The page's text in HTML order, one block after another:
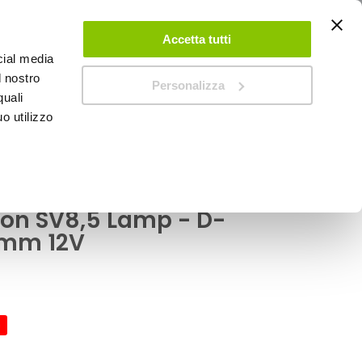
media
nostro
utilizzo
Accetta tutti
Personalizza
ACCEDI CREA UN ACCOUNT CONTATTACI
SV8,5 Lamp - D-
12V